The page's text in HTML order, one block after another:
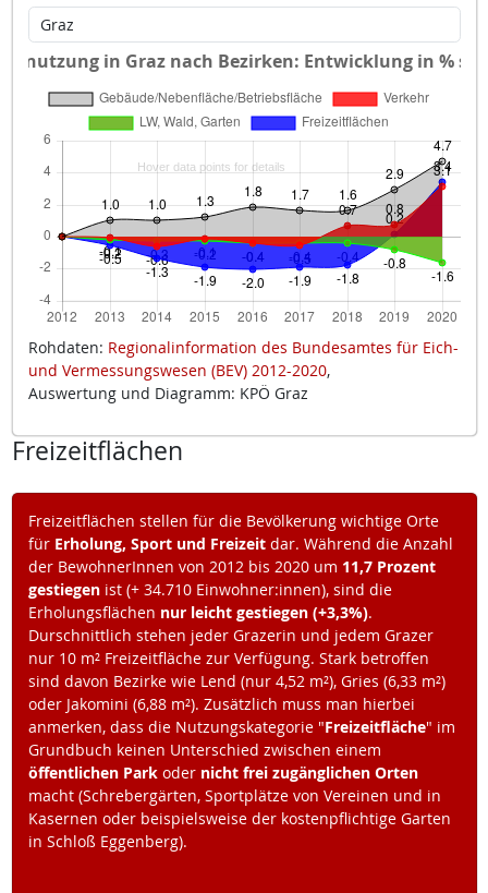
Rohdaten: Regionalinformation des Bundesamtes für Eich-
und Vermessungswesen (BEV) 2012-2020,
Auswertung und Diagramm: KPÖ Graz
Freizeitflächen
Freizeitflächen stellen für die Bevölkerung wichtige Orte
für Erholung, Sport und Freizeitdar. Während die Anzahl
der BewohnerInnen von 2012 bis 2020 um 11,7 Prozent
gestiegenist (+ 34.710 Einwohner:innen), sind die
Erholungsflächen nur leicht gestiegen (+3,3%).
Durschnittlich stehen jeder Grazerin und jedem Grazer
nur 10 m² Freizeitfläche zur Verfügung. Stark betroffen
sind davon Bezirke wie Lend (nur 4,52 m²), Gries (6,33 m²)
oder Jakomini (6,88 m²). Zusätzlich muss man hierbei
anmerken, dass die Nutzungskategorie "Freizeitfläche" im
Grundbuch keinen Unterschied zwischen einem
öffentlichen Parkoder nicht frei zugänglichen Orten
macht (Schrebergärten, Sportplätze von Vereinen und in
Kasernen oder beispielsweise der kostenpflichtige Garten
in Schloß Eggenberg).